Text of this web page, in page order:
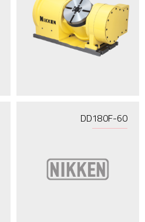
DD180F-60